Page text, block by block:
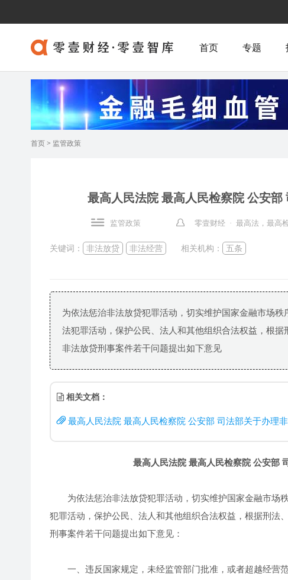
首页 专题
首页 > 监管政策
最高人民法院 最高人民检察院 公安
监管政策 零壹财经 · 最高法，最高
关键词： 非法放贷 非法经营 相关机构： 五条
为依法惩治非法放贷犯罪活动，切实维护国家金融市场
法犯罪活动，保护公民、法人和其他组织合法权益，根
非法放贷刑事案件若干问题提出如下意见
相关文档：
最高人民法院 最高人民检察院 公安部 司法部关于办理
最高人民法院最高人民检察院公安部
为依法惩治非法放贷犯罪活动，切实维护国家金融市场
犯罪活动，保护公民、法人和其他组织合法权益，根据刑法
刑事案件若干问题提出如下意见：
一、违反国家规定，未经监管部门批准，或者超越经营